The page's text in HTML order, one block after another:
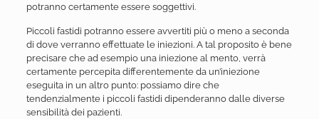
potranno certamente essere soggettivi.
Piccoli fastidi potranno essere avvertiti più o meno a seconda
di dove verranno effettuate le iniezioni. A tal proposito è bene
precisare che ad esempio una iniezione al mento, verrà
certamente percepita differentemente da un’iniezione
eseguita in un altro punto: possiamo dire che
tendenzialmente i piccoli fastidi dipenderanno dalle diverse
sensibilità dei pazienti.